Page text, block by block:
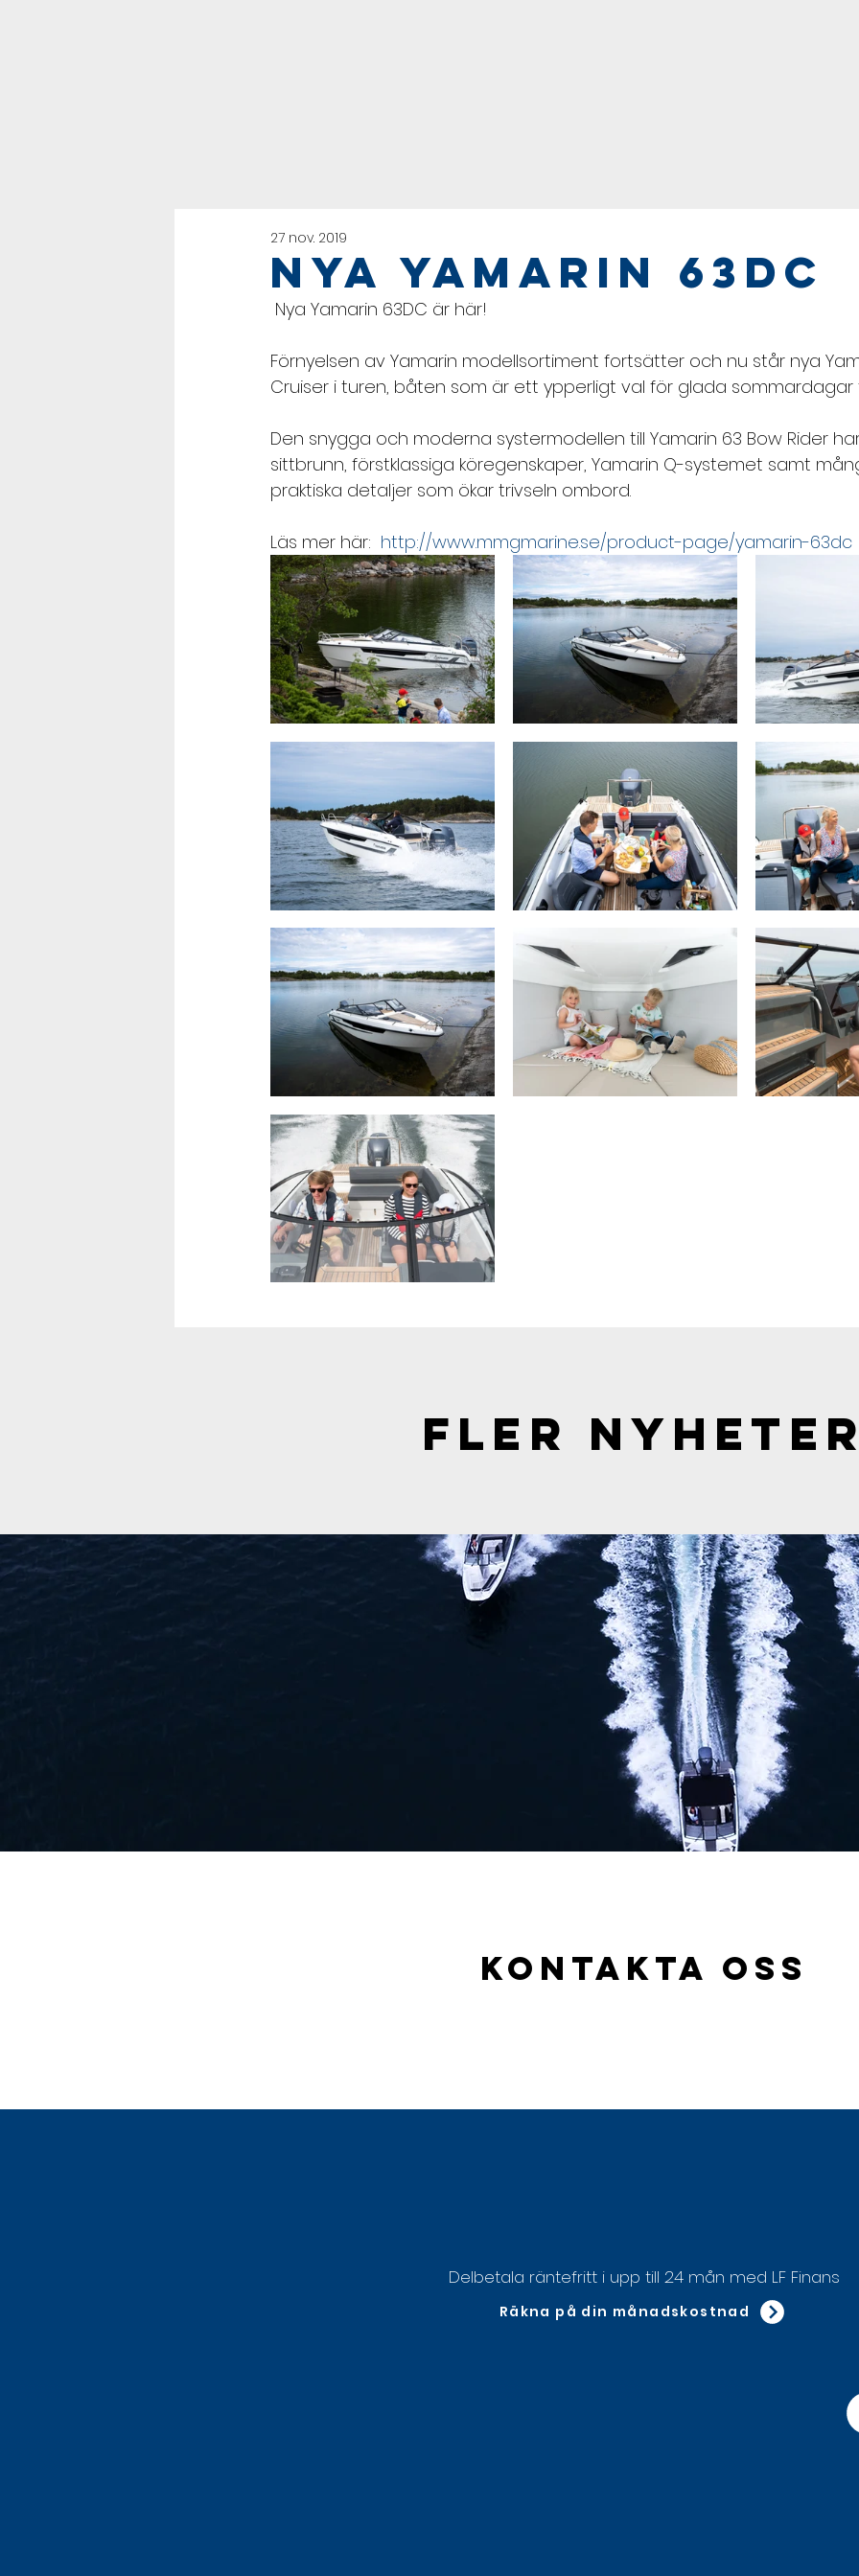
Nya Yamarin 63DC
27 nov. 2019
Nya Yamarin 63DC är här!
Förnyelsen av Yamarin modellsortiment fortsätter och nu står nya
Cruiser i turen, båten som är ett ypperligt val för glada sommardagar
Den snygga och moderna systermodellen till Yamarin 63 Bow Rider
sittbrunn, förstklassiga köregenskaper, Yamarin Q-systemet samt
praktiska detaljer som ökar trivseln ombord.
Läs mer här: http://www.mmgmarine.se/product-page/yamarin-63dc
FLER
KONTAKTA OSS
Delbetala räntefritt i upp till 24 mån med LF Finans
Räkna på din månadskostnad